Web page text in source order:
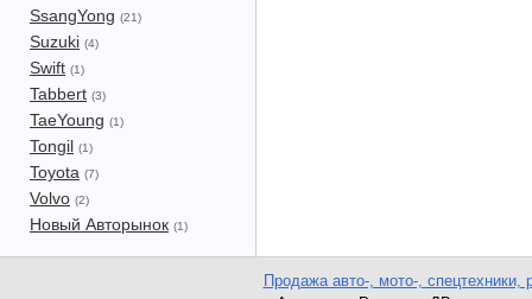
SsangYong (21)
Suzuki (4)
Swift (1)
Tabbert (3)
TaeYoung (1)
Tongil (1)
Toyota (7)
Volvo (2)
Новый Авторынок (1)
Продажа авто-, мото-, спецтехники,